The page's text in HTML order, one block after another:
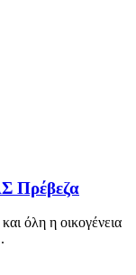
Πρέβεζα
όλη η οικογένεια